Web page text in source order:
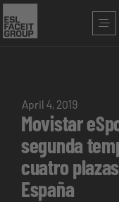
April 4, 2019
Movistar
segunda
cuatro
España